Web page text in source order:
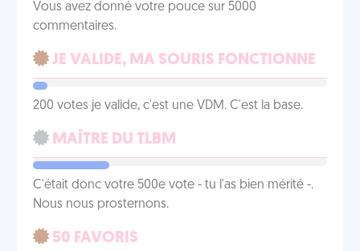
Vous avez donné votre pouce sur 5000
commentaires.
JE VALIDE, MA SOURIS FONCTIONNE
200 votes je valide, c'est une VDM. C'est la base.
MAÎTRE DU TLBM
C'était donc votre 500e vote - tu l'as bien mérité -.
Nous nous prosternons.
50 FAVORIS